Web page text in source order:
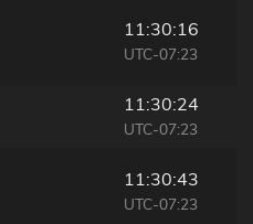
11:30:16
UTC-07:23
11:30:24
UTC-07:23
11:30:43
UTC-07:23